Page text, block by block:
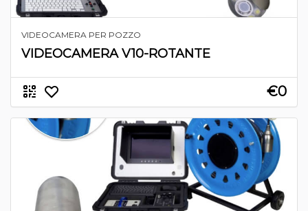
VIDEOCAMERA PER POZZO
VIDEOCAMERA V10-ROTANTE
€0